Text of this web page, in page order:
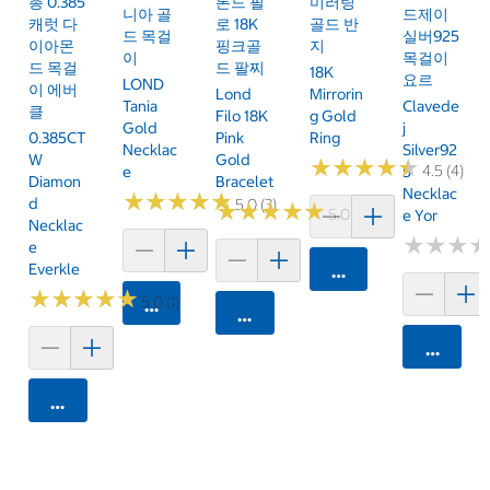
캐럿 다
이아몬
드 목걸
이 에버
클
0.385CT
W
Diamon
D
Necklac
E
Everkle
★★★★★
★★★★★ 5.0 (1)
카트에 담기
니아 골
드 목걸
이
LOND
Tania
Gold
Necklac
E
★★★★★
★★★★★5.0 (3)
카트에 담기
로 18K
핑크골
드 팔찌
Lond
Filo 18K
Pink
Gold
Bracelet
★★★★★
★★★★★5.0 (3)
카트에 담기
골드 반
지
18K
Mirrorin
G Gold
Ring
★★★★★
★★★★★ 4.5 (4)
카트에 담기
드제이
실버925
목걸이
요르
Clavede
J
Silver92
5
Necklac
E Yor
★★★
★★★
카트에